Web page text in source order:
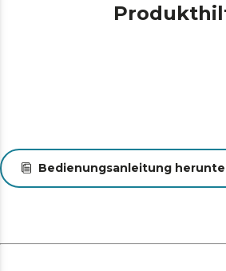
Bedienungsanleitung